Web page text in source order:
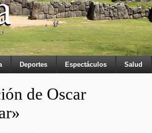
Deportes Espectáculos Salud
de Oscar